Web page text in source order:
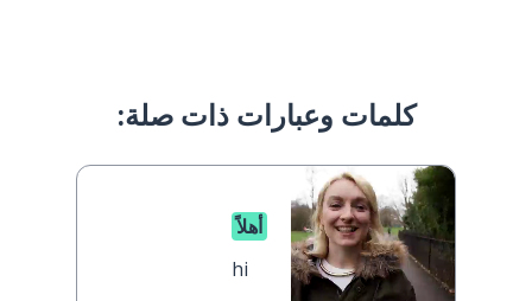
كلمات وعبارات ذات صلة:
أهلاً
hi